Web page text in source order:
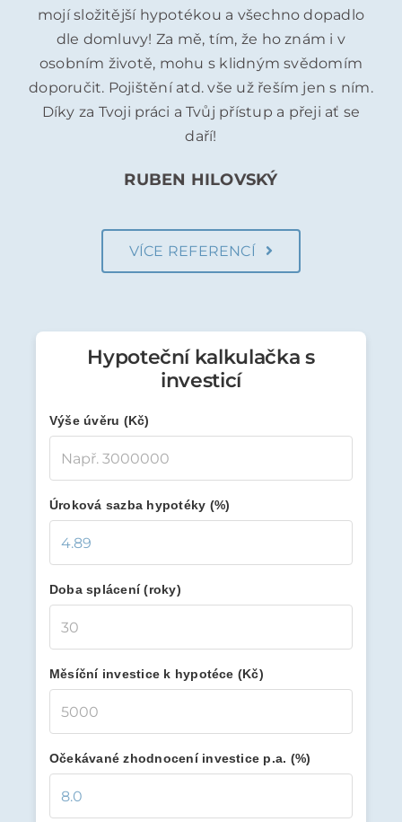
mojí složitější hypotékou a všechno dopadlo
dle domluvy! Za mě, tím, že ho znám i v
osobním životě, mohu s klidným svědomím
doporučit. Pojištění atd. vše už řeším jen s ním.
Díky za Tvoji práci a Tvůj přístup a přeji ať se
daří!
RUBEN HILOVSKÝ
VÍCE REFERENCÍ
Hypoteční kalkulačka s
investicí
Výše úvěru (Kč)
Úroková sazba hypotéky (%)
Doba splácení (roky)
Měsíční investice k hypotéce (Kč)
Očekávané zhodnocení investice p.a. (%)